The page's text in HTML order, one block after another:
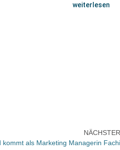
weiterlesen